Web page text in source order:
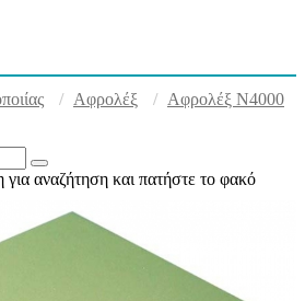
Αφρολέξ Αφρολέξ Ν4000
αναζήτηση και πατήστε το φακό